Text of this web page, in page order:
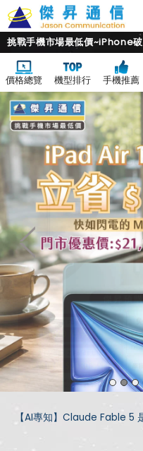
挑戰手機市場最低價~iPhone
價格總覽 機型排行 手機推薦
【AI專知】Claude Fable 5